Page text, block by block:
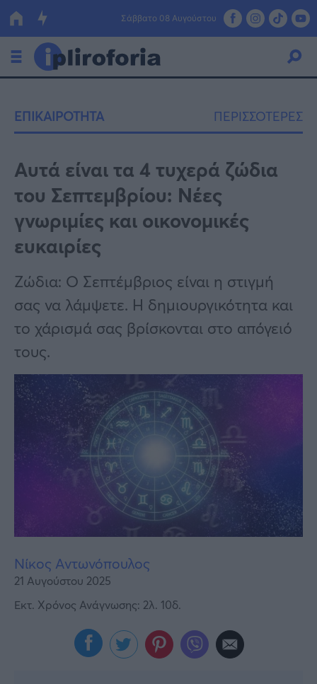
Σάββατο 08 Αυγούστου
Οικονομία
Πολιτική
Τράπεζες
Επιδοτήσεις
ΕΣΠΑ
Κόσμος
Lifestyle
Αθλητικά
Υγεία
Γυναίκα
Καιρός
ΕΠΙΚΑΙΡΟΤΗΤΑ ΠΕΡΙΣΣΟΤΕΡΕΣ
Αυτά είναι τα 4 τυχερά ζώδια
του Σεπτεμβρίου: Νέες
γνωριμίες και οικονομικές
ευκαιρίες
Ζώδια: Ο Σεπτέμβριος είναι η στιγμή
σας να λάμψετε. Η δημιουργικότητα και
το χάρισμά σας βρίσκονται στο απόγειό
τους.
Νίκος Αντωνόπουλος
21 Αυγούστου 2025
Εκτ. Χρόνος Ανάγνωσης: 2λ. 10δ.